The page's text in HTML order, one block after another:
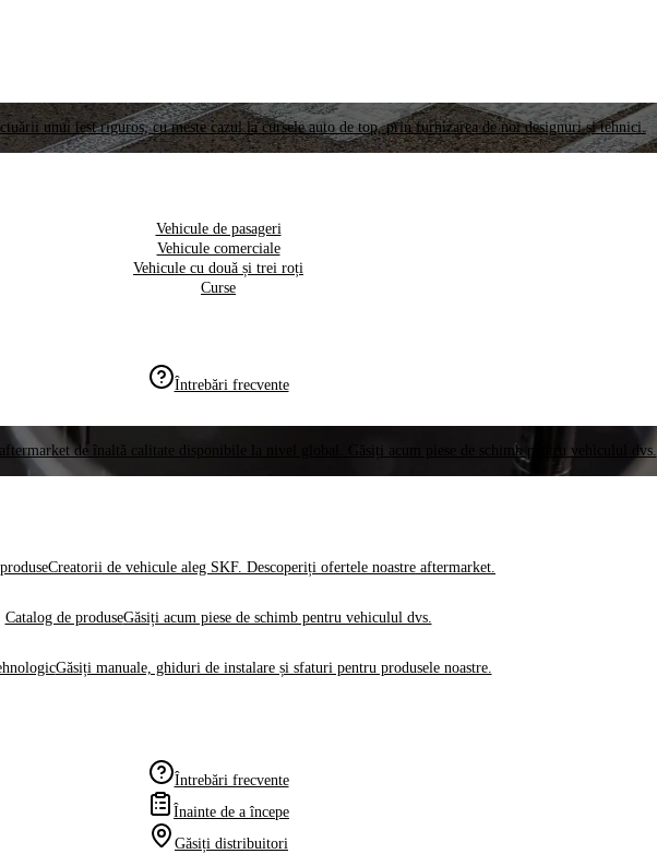
unui test riguros, cu meste cazul la cursele auto de top, prin furnizarea de noi designuri și tehnici.
Vehicule de pasageri
Vehicule comerciale
Vehicule cu două și trei roți
Curse
Întrebări frecvente
de înaltă calitate disponibile la nivel global. Găsiți acum piese de schimb pentru vehiculul dvs.
Creatorii de vehicule aleg SKF. Descoperiți ofertele noastre aftermarket.
Catalog de produseGăsiți acum piese de schimb pentru vehiculul dvs.
Găsiți manuale, ghiduri de instalare și sfaturi pentru produsele noastre.
Întrebări frecvente
Înainte de a începe
Găsiți distribuitori